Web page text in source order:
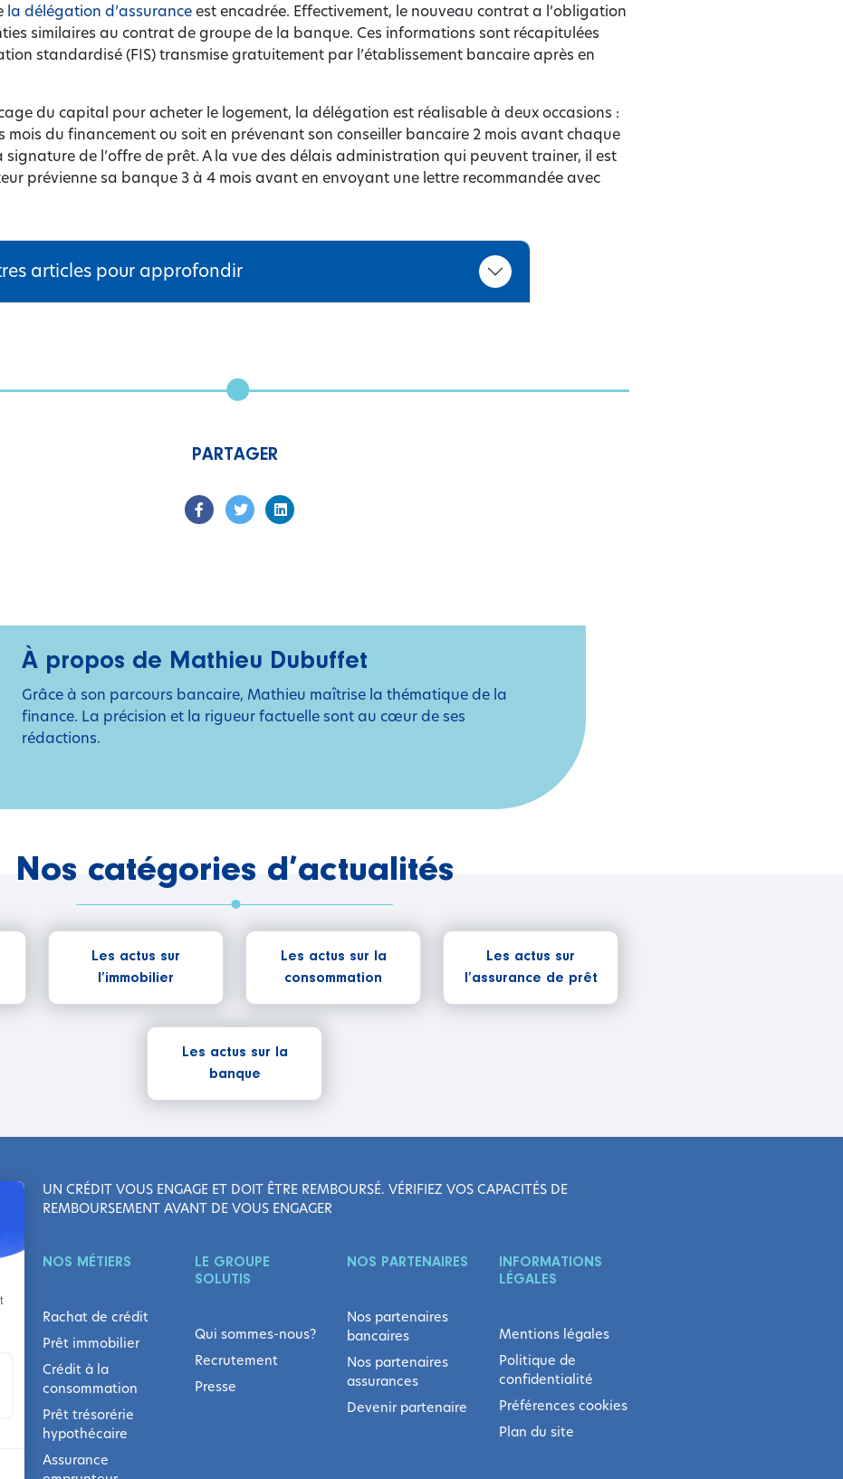
la délégation d’assuranceest encadrée. Effectivement, le nouveau contrat a l’obligation
similaires au contrat de groupe de la banque. Ces informations sont récapitulées
standardisé (FIS) transmise gratuitement par l’établissement bancaire après en
du capital pour acheter le logement, la délégation est réalisable à deux occasions :
mois du financement ou soit en prévenant son conseiller bancaire 2 mois avant chaque
de l’offre de prêt. A la vue des délais administration qui peuvent trainer, il est
prévienne sa banque 3 à 4 mois avant en envoyant une lettre recommandée avec
articles pour approfondir
PARTAGER
À propos de Mathieu Dubuffet
Grâce à son parcours bancaire, Mathieu maîtrise la thématique de la
finance. La précision et la rigueur factuelle sont au cœur de ses
rédactions.
Nos catégories d’actualités
Les actus sur
l’immobilier
Les actus sur la
consommation
Les actus sur
l’assurance de prêt
Les actus sur la
banque
UN CRÉDIT VOUS ENGAGE ET DOIT ÊTRE REMBOURSÉ. VÉRIFIEZ VOS CAPACITÉS DE
REMBOURSEMENT AVANT DE VOUS ENGAGER
NOS MÉTIERS
Rachat de crédit
Prêt immobilier
Crédit à la
consommation
Prêt trésorérie
hypothécaire
Assurance
LE GROUPE
SOLUTIS
Qui sommes-nous?
Recrutement
Presse
NOS PARTENAIRES
Nos partenaires
bancaires
Nos partenaires
assurances
Devenir partenaire
INFORMATIONS
LÉGALES
Mentions légales
Politique de
confidentialité
Préférences cookies
Plan du site